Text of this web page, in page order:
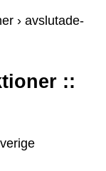
› avslutade-
::